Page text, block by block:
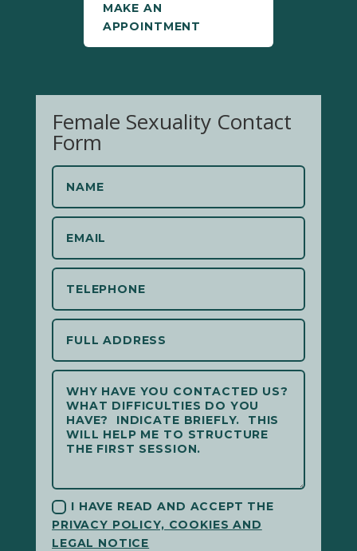
MAKE AN
APPOINTMENT
Female Sexuality Contact
Form
I HAVE READ AND ACCEPT THE
PRIVACY POLICY, COOKIES AND
LEGAL NOTICE